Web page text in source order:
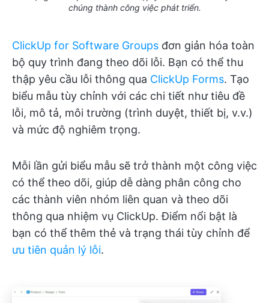
chúng thành công việc phát triển.
ClickUp for Software Groups đơn giản hóa toàn
bộ quy trình đang theo dõi lỗi. Bạn có thể thu
thập yêu cầu lỗi thông qua ClickUp Forms. Tạo
biểu mẫu tùy chỉnh với các chi tiết như tiêu đề
lỗi, mô tả, môi trường (trình duyệt, thiết bị, v.v.)
và mức độ nghiêm trọng.
Mỗi lần gửi biểu mẫu sẽ trở thành một công việc
có thể theo dõi, giúp dễ dàng phân công cho
các thành viên nhóm liên quan và theo dõi
thông qua nhiệm vụ ClickUp. Điểm nổi bật là
bạn có thể thêm thẻ và trạng thái tùy chỉnh để
ưu tiên quản lý lỗi.